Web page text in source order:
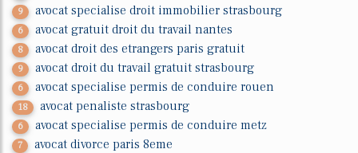
9 avocat specialise droit immobilier strasbourg
6 avocat gratuit droit du travail nantes
8 avocat droit des etrangers paris gratuit
9 avocat droit du travail gratuit strasbourg
6 avocat specialise permis de conduire rouen
18 avocat penaliste strasbourg
6 avocat specialise permis de conduire metz
7 avocat divorce paris 8eme